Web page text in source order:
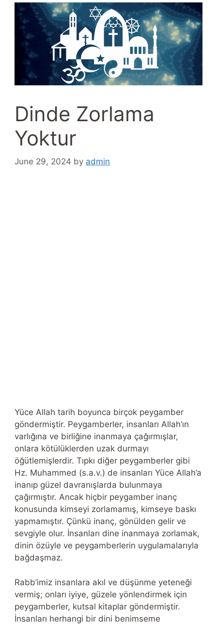
Dinde Zorlama
Yoktur
June 29, 2024 by admin
Yüce Allah tarih boyunca birçok peygamber
göndermiştir. Peygamberler, insanları Allah’ın
varlığına ve birliğine inanmaya çağırmışlar,
onlara kötülüklerden uzak durmayı
öğütlemişlerdir. Tıpkı diğer peygamberler gibi
Hz. Muhammed (s.a.v.) de insanları Yüce Allah’a
inanıp güzel davranışlarda bulunmaya
çağırmıştır. Ancak hiçbir peygamber inanç
konusunda kimseyi zorlamamış, kimseye baskı
yapmamıştır. Çünkü inanç, gönülden gelir ve
sevgiyle olur. İnsanları dine inanmaya zorlamak,
dinin özüyle ve peygamberlerin uygulamalarıyla
bağdaşmaz.
Rabb’imiz insanlara akıl ve düşünme yeteneği
vermiş; onları iyiye, güzele yönlendirmek için
peygamberler, kutsal kitaplar göndermiştir.
İnsanları herhangi bir dini benimseme